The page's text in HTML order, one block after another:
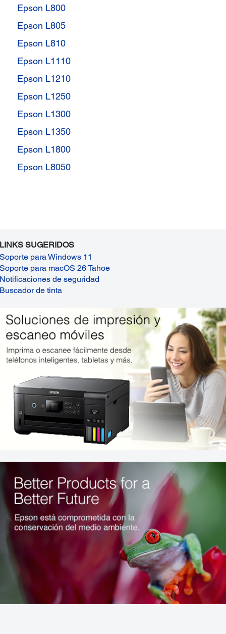
Epson L800
Epson L805
Epson L810
Epson L1110
Epson L1210
Epson L1250
Epson L1300
Epson L1350
Epson L1800
Epson L8050
LINKS SUGERIDOS
Soporte para Windows 11
Soporte para macOS 26 Tahoe
Notificaciones de seguridad
Buscador de tinta